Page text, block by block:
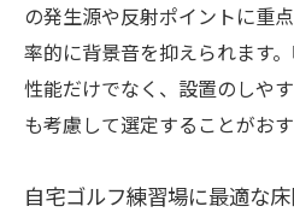
の発生源や反射ポイントに重
率的に背景音を抑えられます
性能だけでなく、設置のしや
も考慮して選定することがおす
自宅ゴルフ練習場に最適な